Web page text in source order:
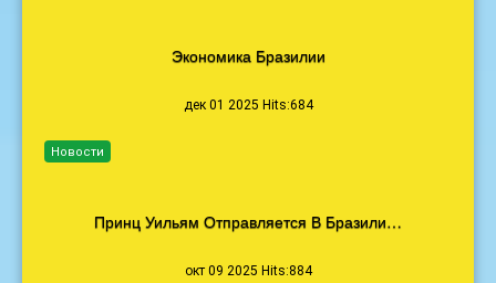
Экономика Бразилии
дек 01 2025 Hits:684
Принц Уильям Отправляется В Бразили…
окт 09 2025 Hits:884
Новости